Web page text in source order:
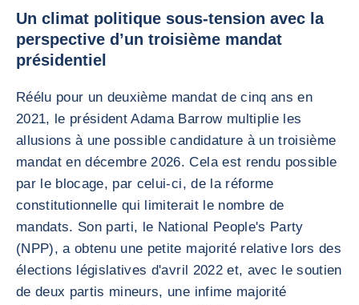
Un climat politique sous-tension avec la
perspective d’un troisième mandat
présidentiel
Réélu pour un deuxième mandat de cinq ans en
2021, le président Adama Barrow multiplie les
allusions à une possible candidature à un troisième
mandat en décembre 2026. Cela est rendu possible
par le blocage, par celui-ci, de la réforme
constitutionnelle qui limiterait le nombre de
mandats. Son parti, le National People's Party
(NPP), a obtenu une petite majorité relative lors des
élections législatives d'avril 2022 et, avec le soutien
de deux partis mineurs, une infime majorité